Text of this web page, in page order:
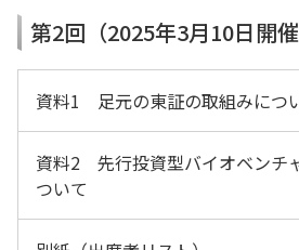
第2回（2025年3月10日開催
資料1 足元の東証の取組みにつ
資料2 先行投資型バイオベンチ
ついて